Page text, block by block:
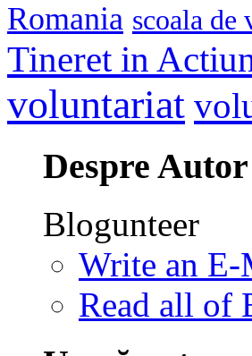
Romania scoala de
Tineret in
voluntariat
Despre Autor
Blogunteer
Write an
Read all of